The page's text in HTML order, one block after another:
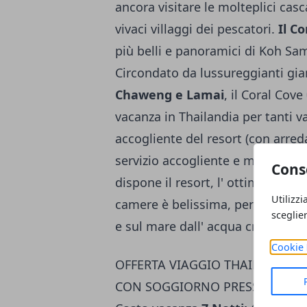
Cookie
ancora visitare le molteplici
vivaci villaggi dei pescatori. Il
più belli e panoramici di Koh
Circondato da lussureggianti
Chaweng e Lamai, il Coral
vacanza in Thailandia per tanti
accogliente del resort (con
servizio accogliente e mai
dispone il resort, l' ottima
camere è belissima, perchè si
e sul mare dall' acqua cristallina.
OFFERTA VIAGGIO
CON SOGGIORNO PRESSO IL